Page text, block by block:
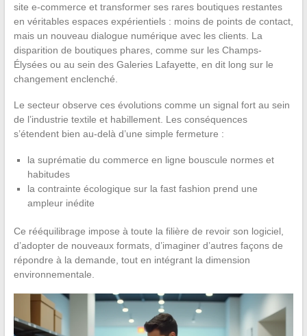
site e-commerce et transformer ses rares boutiques restantes
en véritables espaces expérientiels : moins de points de contact,
mais un nouveau dialogue numérique avec les clients. La
disparition de boutiques phares, comme sur les Champs-
Élysées ou au sein des Galeries Lafayette, en dit long sur le
changement enclenché.
Le secteur observe ces évolutions comme un signal fort au sein
de l’industrie textile et habillement. Les conséquences
s’étendent bien au-delà d’une simple fermeture :
la suprématie du commerce en ligne bouscule normes et
habitudes
la contrainte écologique sur la fast fashion prend une
ampleur inédite
Ce rééquilibrage impose à toute la filière de revoir son logiciel,
d’adopter de nouveaux formats, d’imaginer d’autres façons de
répondre à la demande, tout en intégrant la dimension
environnementale.